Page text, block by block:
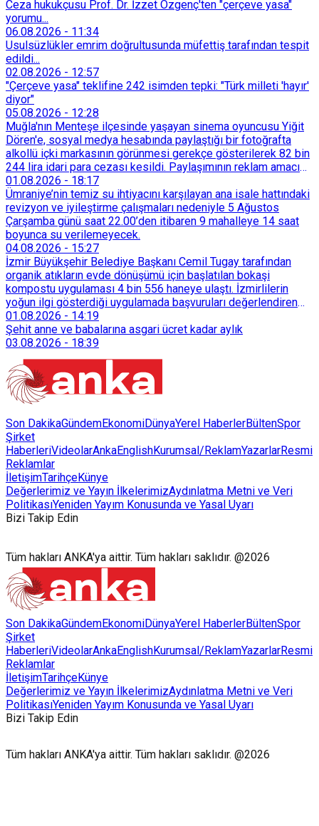
Ceza hukukçusu Prof. Dr. İzzet Özgenç'ten "çerçeve yasa"
yorumu...
06.08.2026 - 11:34
Usulsüzlükler emrim doğrultusunda müfettiş tarafından tespit
edildi...
02.08.2026 - 12:57
"Çerçeve yasa" teklifine 242 isimden tepki: "Türk milleti 'hayır'
diyor"
05.08.2026 - 12:28
Muğla'nın Menteşe ilçesinde yaşayan sinema oyuncusu Yiğit
Dören'e, sosyal medya hesabında paylaştığı bir fotoğrafta
alkollü içki markasının görünmesi gerekçe gösterilerek 82 bin
244 lira idari para cezası kesildi. Paylaşımının reklam amacı
taşımadığını savunan Dören, cezanın iptali için yargıya
başvurdu.
01.08.2026 - 18:17
Ümraniye’nin temiz su ihtiyacını karşılayan ana isale hattındaki
revizyon ve iyileştirme çalışmaları nedeniyle 5 Ağustos
Çarşamba günü saat 22.00’den itibaren 9 mahalleye 14 saat
boyunca su verilemeyecek.
04.08.2026 - 15:27
İzmir Büyükşehir Belediye Başkanı Cemil Tugay tarafından
organik atıkların evde dönüşümü için başlatılan bokaşi
kompostu uygulaması 4 bin 556 haneye ulaştı. İzmirlilerin
yoğun ilgi gösterdiği uygulamada başvuruları değerlendiren
Tarımsal Hizmetler Dairesi Başkanlığı, farklı ilçelerde toplam
128 bokaşi kompost eğitimi düzenleyerek İzmirlileri
sürdürülebilir atık yönetimi sistemine dahil etti.
01.08.2026 - 14:19
Şehit anne ve babalarına asgari ücret kadar aylık
03.08.2026 - 18:39
Son DakikaGündemEkonomiDünyaYerel HaberlerBültenSpor
Şirket
HaberleriVideolarAnkaEnglishKurumsal/ReklamYazarlarResmi
Reklamlar
İletişimTarihçeKünye
Değerlerimiz ve Yayın İlkelerimizAydınlatma Metni ve Veri
PolitikasıYeniden Yayım Konusunda ve Yasal Uyarı
Bizi Takip Edin
Tüm hakları ANKA'ya aittir. Tüm hakları saklıdır. @2026
Son DakikaGündemEkonomiDünyaYerel HaberlerBültenSpor
Şirket
HaberleriVideolarAnkaEnglishKurumsal/ReklamYazarlarResmi
Reklamlar
İletişimTarihçeKünye
Değerlerimiz ve Yayın İlkelerimizAydınlatma Metni ve Veri
PolitikasıYeniden Yayım Konusunda ve Yasal Uyarı
Bizi Takip Edin
Tüm hakları ANKA'ya aittir. Tüm hakları saklıdır. @2026